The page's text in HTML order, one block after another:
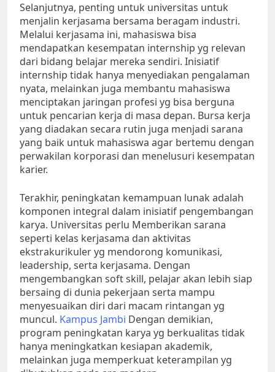
Selanjutnya, penting untuk universitas untuk
menjalin kerjasama bersama beragam industri.
Melalui kerjasama ini, mahasiswa bisa
mendapatkan kesempatan internship yg relevan
dari bidang belajar mereka sendiri. Inisiatif
internship tidak hanya menyediakan pengalaman
nyata, melainkan juga membantu mahasiswa
menciptakan jaringan profesi yg bisa berguna
untuk pencarian kerja di masa depan. Bursa kerja
yang diadakan secara rutin juga menjadi sarana
yang baik untuk mahasiswa agar bertemu dengan
perwakilan korporasi dan menelusuri kesempatan
karier.
Terakhir, peningkatan kemampuan lunak adalah
komponen integral dalam inisiatif pengembangan
karya. Universitas perlu Memberikan sarana
seperti kelas kerjasama dan aktivitas
ekstrakurikuler yg mendorong komunikasi,
leadership, serta kerjasama. Dengan
mengembangkan soft skill, pelajar akan lebih siap
bersaing di dunia pekerjaan serta mampu
menyesuaikan diri dari macam rintangan yg
muncul. Kampus Jambi Dengan demikian,
program peningkatan karya yg berkualitas tidak
hanya meningkatkan kesiapan akademik,
melainkan juga memperkuat keterampilan yg